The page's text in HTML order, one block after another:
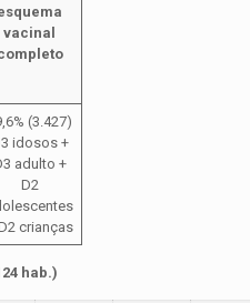
vacinal
(3.427)
idosos +
adulto +
D2
crianças
hab.)